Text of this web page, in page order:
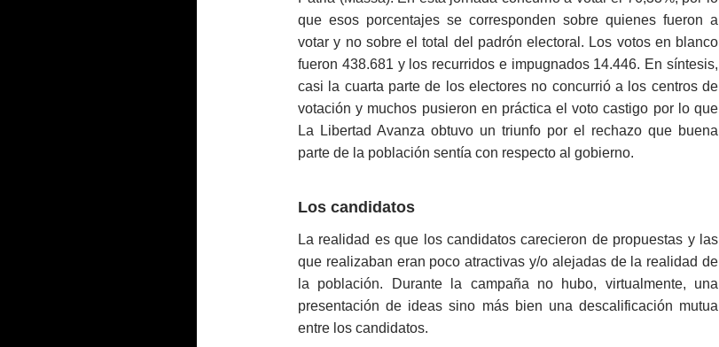
que esos porcentajes se corresponden sobre quienes fueron a
votar y no sobre el total del padrón electoral. Los votos en blanco
fueron 438.681 y los recurridos e impugnados 14.446. En síntesis,
casi la cuarta parte de los electores no concurrió a los centros de
votación y muchos pusieron en práctica el voto castigo por lo que
La Libertad Avanza obtuvo un triunfo por el rechazo que buena
parte de la población sentía con respecto al gobierno.
Los candidatos
La realidad es que los candidatos carecieron de propuestas y las
que realizaban eran poco atractivas y/o alejadas de la realidad de
la población. Durante la campaña no hubo, virtualmente, una
presentación de ideas sino más bien una descalificación mutua
entre los candidatos.